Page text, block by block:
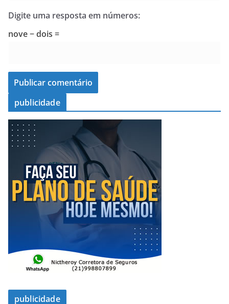
Digite uma resposta em números:
nove − dois =
publicidade
publicidade